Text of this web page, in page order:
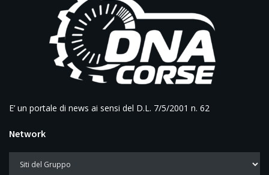
E’ un portale di news ai sensi del D.L. 7/5/2001 n. 62
Network